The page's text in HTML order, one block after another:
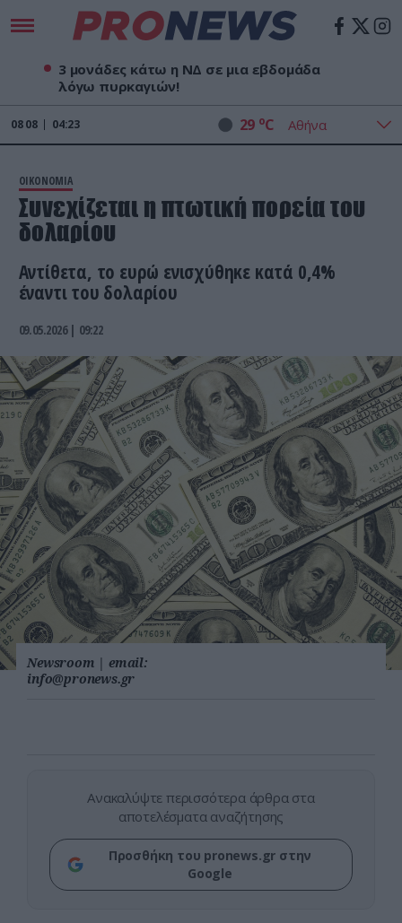
3 μονάδες κάτω η ΝΔ σε μια εβδομάδα
λόγω πυρκαγιών!
08 08 04:23 29 oC
ΟΙΚΟΝΟΜΙΑ
Συνεχίζεται η πτωτική πορεία του
δολαρίου
Αντίθετα, το ευρώ ενισχύθηκε κατά 0,4%
έναντι του δολαρίου
09.05.2026 | 09:22
Newsroom | email:
info@pronews.gr
Ανακαλύψτε περισσότερα άρθρα στα
αποτελέσματα αναζήτησης
Προσθήκη του pronews.gr στην
Google